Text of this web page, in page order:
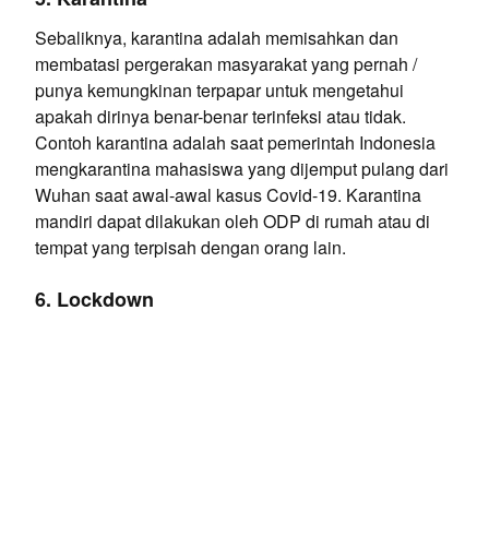
Sebaliknya, karantina adalah memisahkan dan
membatasi pergerakan masyarakat yang pernah /
punya kemungkinan terpapar untuk mengetahui
apakah dirinya benar-benar terinfeksi atau tidak.
Contoh karantina adalah saat pemerintah Indonesia
mengkarantina mahasiswa yang dijemput pulang dari
Wuhan saat awal-awal kasus Covid-19. Karantina
mandiri dapat dilakukan oleh ODP di rumah atau di
tempat yang terpisah dengan orang lain.
6. Lockdown